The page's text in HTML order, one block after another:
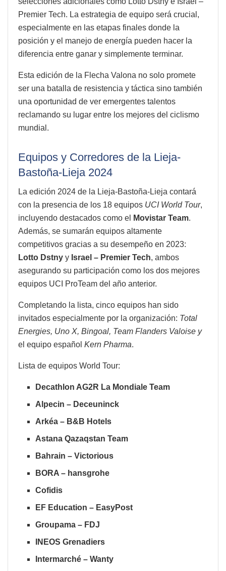
Premier Tech. La estrategia de equipo será crucial,
especialmente en las etapas finales donde la
posición y el manejo de energía pueden hacer la
diferencia entre ganar y simplemente terminar.
Esta edición de la Flecha Valona no solo promete
ser una batalla de resistencia y táctica sino también
una oportunidad de ver emergentes talentos
reclamando su lugar entre los mejores del ciclismo
mundial.
Equipos y Corredores de la Lieja-
Bastoña-Lieja 2024
La edición 2024 de la Lieja-Bastoña-Lieja contará
con la presencia de los 18 equipos UCI World Tour,
incluyendo destacados como el
Movistar Team.
Además, se sumarán equipos altamente
competitivos gracias a su desempeño en 2023:
Lotto Dstny y Israel – Premier Tech, ambos
asegurando su participación como los dos mejores
equipos UCI ProTeam del año anterior.
Completando la lista, cinco equipos han sido
invitados especialmente por la organización: Total
Energies, Uno X, Bingoal, Team Flanders Valoise y
el equipo español Kern Pharma.
Lista de equipos World Tour:
Decathlon AG2R La Mondiale Team
Alpecin – Deceuninck
Arkéa – B&B Hotels
Astana Qazaqstan Team
Bahrain – Victorious
BORA – hansgrohe
Cofidis
EF Education – EasyPost
Groupama – FDJ
INEOS Grenadiers
Intermarché – Wanty